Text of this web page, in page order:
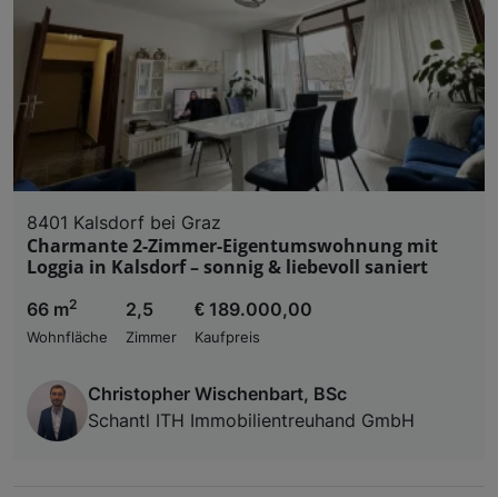
8401 Kalsdorf bei Graz
Charmante 2-Zimmer-Eigentumswohnung mit
Loggia in Kalsdorf – sonnig & liebevoll saniert
66 m2
Wohnfläche
2,5
Zimmer
€ 189.000,00
Kaufpreis
Christopher Wischenbart, BSc
Schantl ITH Immobilientreuhand GmbH